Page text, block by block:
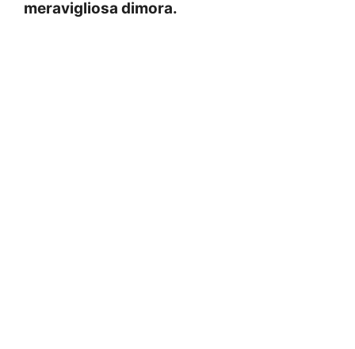
meravigliosa dimora.